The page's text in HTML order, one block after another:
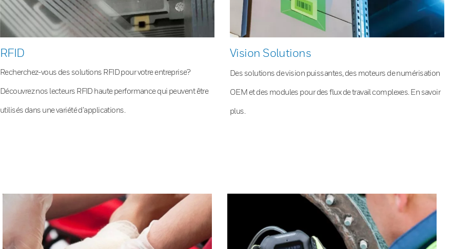
RFID
Recherchez-vous des solutions RFID pour votre entreprise?
Découvrez nos lecteurs RFID haute performance qui peuvent être
utilisés dans une variété d’applications.
Vision Solutions
Des solutions de vision puissantes, des moteurs de numérisation
OEM et des modules pour des flux de travail complexes. En savoir
plus.